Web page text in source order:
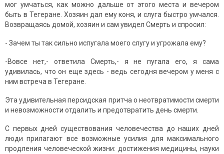
мог умчаться, как можно дальше от этого места и вечером
быть в Тегеране. Хозяин дал ему коня, и слуга быстро умчался.
Возвращаясь домой, хозяин и сам увидел Смерть и спросил:
- Зачем ты так сильно испугала моего слугу и угрожала ему?
-Вовсе нет,- ответила Смерть,- я не пугала его, я сама
удивилась, что он еще здесь - ведь сегодня вечером у меня с
ним встреча в Тегеране.
Эта удивительная персидская притча о неотвратимости смерти
и невозможности отдалить и предотвратить день смерти.
С первых дней существования человечества до наших дней
люди прилагают все возможные усилия для максимального
продления человеческой жизни: достижения медицины, науки